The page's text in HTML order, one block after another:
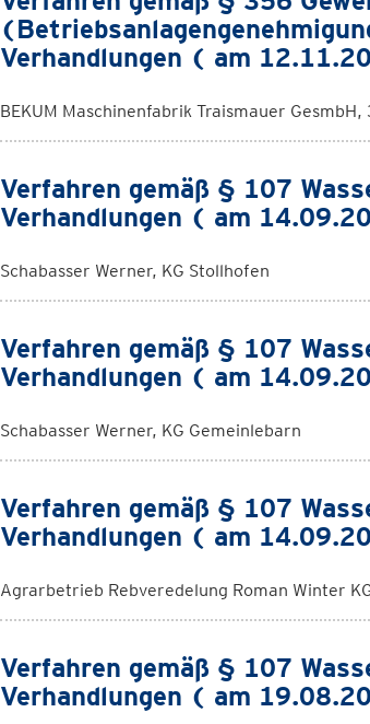
Verhandlungen ( am
BEKUM Maschinenfabrik Traismauer
Verfahren gemäß § 107
Verhandlungen ( am
Schabasser Werner, KG Stollhofen
Verfahren gemäß § 107
Verhandlungen ( am
Schabasser Werner, KG Gemeinlebarn
Verfahren gemäß § 107
Verhandlungen ( am
Agrarbetrieb Rebveredelung Roman Winter
Verfahren gemäß § 107
Verhandlungen ( am